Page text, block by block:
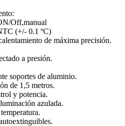
Off,manual
(+/- 0.1 ºC)
de máxima precisión.
a presión.
soportes de aluminio.
de 1,5 metros.
y potencia.
azulada.